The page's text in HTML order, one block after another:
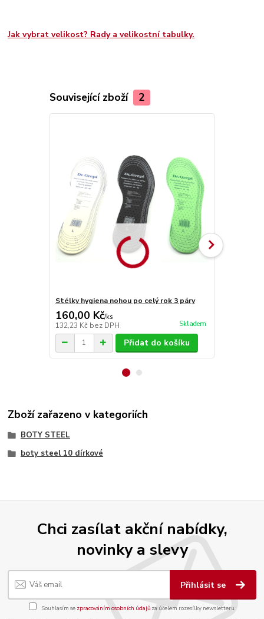
Jak vybrat velikost? Rady a velikostní tabulky.
Související zboží 2
Stélky hygiena nohou po celý rok 3 páry
160,00 Kč/ks
132,23 Kč bez DPH Skladem
Přidat do košíku
Zboží zařazeno v kategoriích
BOTY STEEL
boty steel 10 dírkové
Chci zasílat akční nabídky,
novinky a slevy
Přihlásit se
Souhlasím se zpracováním osobních údajůza účelem rozesílky newsletteru.